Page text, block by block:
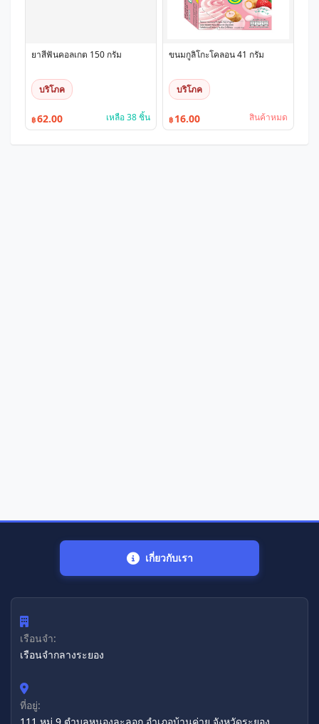
ยาสีฟันคอลเกต 150 กรัม
บริโภค
฿62.00 เหลือ 38 ชิ้น
ขนมกูลิโกะโคลอน 41 กรัม
บริโภค
฿ 16.00 สินค้าหมด
เกี่ยวกับเรา
เรือนจำ:
เรือนจํากลางระยอง
ที่อยู่: